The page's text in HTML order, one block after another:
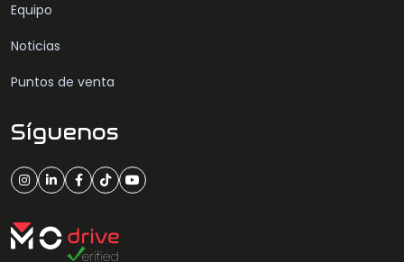
Equipo
Noticias
Puntos de venta
Síguenos